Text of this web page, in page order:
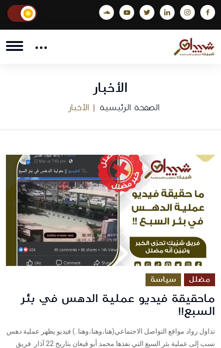
الأخبار
الصفحة الرئيسية الأخبار
مضلل سياسة
ماحقيقة فيديو عملية الدهس في بئر
السبع!!
تداول رواد مواقع التواصل الاجتماعي(هنا،وهنا،وهنا..) فيديو يظهر عملية دهس
نسب إلى عملية بئر السبع التي نفذها محمد أبو قيعان بتاريخ 22 آذار. فريق